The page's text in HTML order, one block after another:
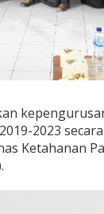
2023
Ketahanan